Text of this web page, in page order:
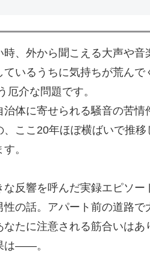
、外から聞こえる大声や
ているうちに気持ちが荒ん
厄介な問題です。
体に寄せられる騒音の苦
ここ20年ほぼ横ばいで推
。
反響を呼んだ実録エピソ
の話。アパート前の道路
たに注意される筋合いはあ
は――。